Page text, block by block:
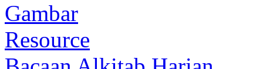
Gambar
Resource